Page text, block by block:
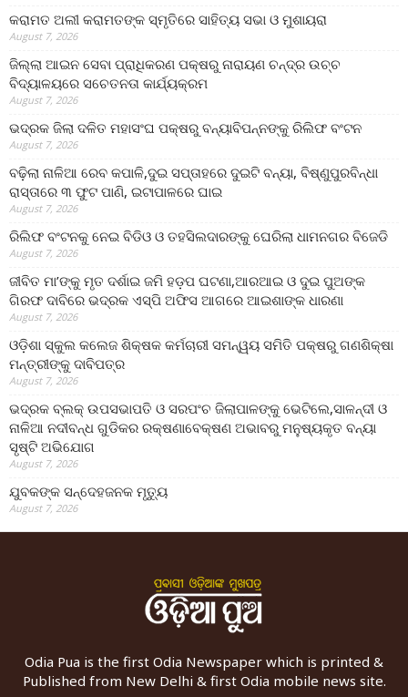
କରାମତ ଅଲୀ କରାମତଙ୍କ ସ୍ମୃତିରେ ସାହିତ୍ୟ ସଭା ଓ ମୁଶାୟରା
August 7, 2026
ଜିଲ୍ଲା ଆଇନ ସେବା ପ୍ରାଧିକରଣ ପକ୍ଷରୁ ନାରାୟଣ ଚନ୍ଦ୍ର ଉଚ୍ଚ
ବିଦ୍ୟାଳୟରେ ସଚେତନତା କାର୍ଯ୍ୟକ୍ରମ
August 7, 2026
ଭଦ୍ରକ ଜିଲା ଦଳିତ ମହାସଂଘ ପକ୍ଷରୁ ବନ୍ୟାବିପନ୍ନଙ୍କୁ ରିଲିଫ ବଂଟନ
August 7, 2026
ବଢ଼ିଲା ନାଳିଆ ରେବ କପାଳି,ଦୁଇ ସପ୍ତାହରେ ଦୁଇଟି ବନ୍ୟା, ବିଷ୍ଣୁପୁରବିନ୍ଧା
ରାସ୍ତାରେ ୩ ଫୁଟ ପାଣି, ଇଟାପାଳରେ ଘାଇ
August 7, 2026
ରିଲିଫ ବଂଟନକୁ ନେଇ ବିଡିଓ ଓ ତହସିଲଦାରଙ୍କୁ ଘେରିଲା ଧାମନଗର ବିଜେଡି
August 7, 2026
ଜୀବିତ ମା’ଙ୍କୁ ମୃତ ଦର୍ଶାଇ ଜମି ହଡ଼ପ ଘଟଣା,ଆରଆଇ ଓ ଦୁଇ ପୁଅଙ୍କ
ଗିରଫ ଦାବିରେ ଭଦ୍ରକ ଏସ୍‌ପି ଅଫିସ ଆଗରେ ଆଇଶାଙ୍କ ଧାରଣା
August 7, 2026
ଓଡ଼ିଶା ସ୍କୁଲ କଲେଜ ଶିକ୍ଷକ କର୍ମଚାରୀ ସମନ୍ୱୟ ସମିତି ପକ୍ଷରୁ ଗଣଶିକ୍ଷା
ମନ୍ତ୍ରୀଙ୍କୁ ଦାବିପତ୍ର
August 7, 2026
ଭଦ୍ରକ ବ୍ଲକ୍ ଉପସଭାପତି ଓ ସରପଂଚ ଜିଲାପାଳଙ୍କୁ ଭେଟିଲେ,ସାଳନ୍ଦୀ ଓ
ନାଳିଆ ନଦୀବନ୍ଧ ଗୁଡିକର ରକ୍ଷଣାବେକ୍ଷଣ ଅଭାବରୁ ମନୁଷ୍ୟକୃତ ବନ୍ୟା
ସୃଷ୍ଟି ଅଭିଯୋଗ
August 7, 2026
ଯୁବକଙ୍କ ସନ୍ଦେହଜନକ ମୃତ୍ୟୁ
August 7, 2026
Odia Pua is the first Odia Newspaper which is printed &
Published from New Delhi & first Odia mobile news site.